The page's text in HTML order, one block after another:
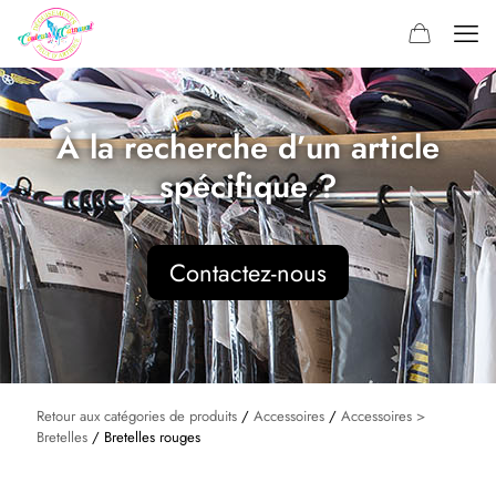
À la recherche d’un article
spécifique ?
Contactez-nous
Retour aux catégories de produits / Accessoires / Accessoires >
Bretelles / Bretelles rouges